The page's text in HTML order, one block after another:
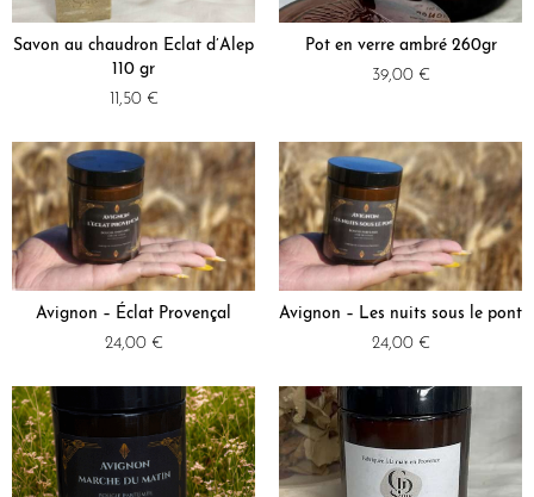
Savon au chaudron Eclat d’Alep
110 gr
11,50 €
Pot en verre ambré 260gr
39,00 €
Avignon – Éclat Provençal
24,00 €
Avignon – Les nuits sous le pont
24,00 €